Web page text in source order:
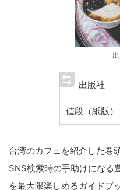
出版社
値段（紙版）
台湾のカフェを紹介した巻
SNS検索時の手助けになる
を最大限楽しめるガイドブ